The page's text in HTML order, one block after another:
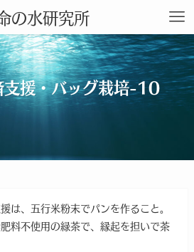
の水研究所
支援・バッグ栽培-10
は、五行米粉末でパンを作ること。
料不使用の緑茶で、縁起を担いで茶